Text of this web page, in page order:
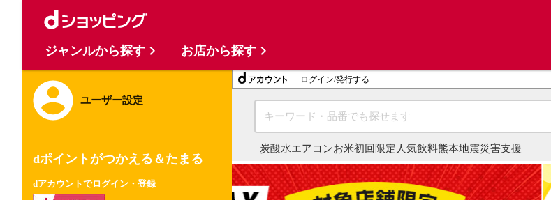
ユーザー設定
dポイントがつかえる＆たまる
dアカウントでログイン・登録
ログイン/発行する
炭酸水エアコンお米初回限定 人気飲料熊本地震災害支援
ジャンルから探す お店から探す